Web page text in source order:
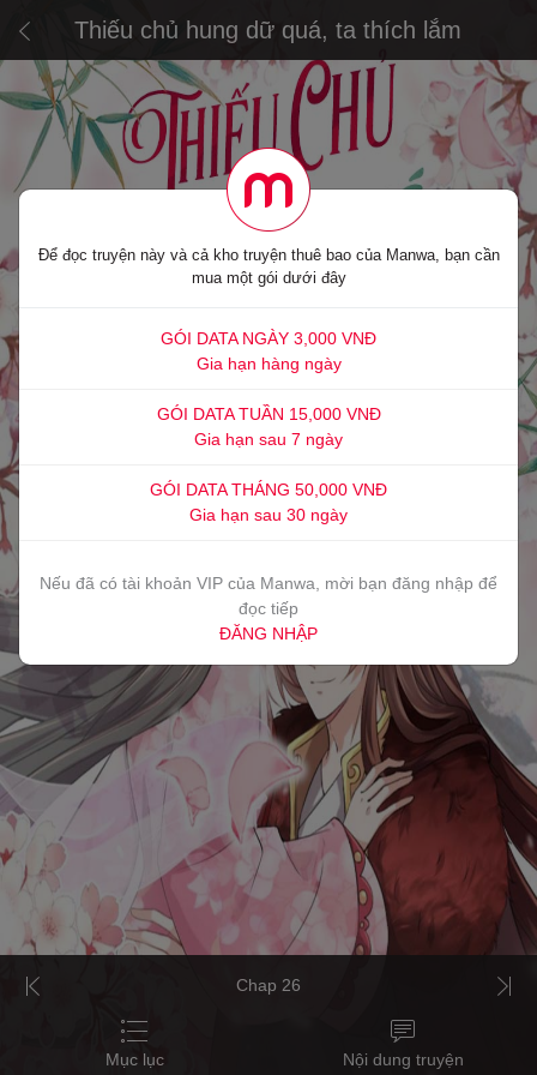
Thiếu chủ hung dữ quá, ta thích lắm
Chap 26
Mục lục Nội dung truyện
Để đọc truyện này và cả kho truyện thuê bao của Manwa, bạn cần
mua một gói dưới đây
GÓI DATA NGÀY 3,000 VNĐ
Gia hạn hàng ngày
GÓI DATA TUẦN 15,000 VNĐ
Gia hạn sau 7 ngày
GÓI DATA THÁNG 50,000 VNĐ
Gia hạn sau 30 ngày
Nếu đã có tài khoản VIP của Manwa, mời bạn đăng nhập để
đọc tiếp
ĐĂNG NHẬP